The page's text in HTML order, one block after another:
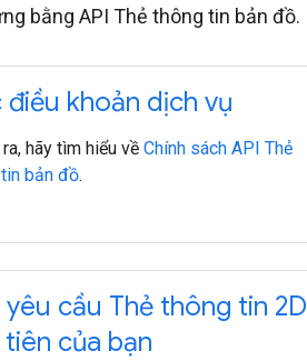
bằng API Thẻ thông tin bản đồ.
khoản dịch vụ
hãy tìm hiểu về Chính sách API Thẻ
bản đồ.
yêu cầu Thẻ thông tin 2D
của bạn